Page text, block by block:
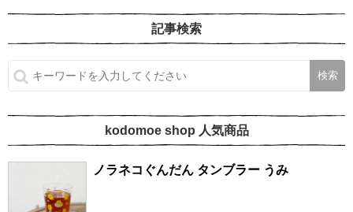
記事検索
kodomoe shop 人気商品
ノラネコぐんだん タンブラー うみ